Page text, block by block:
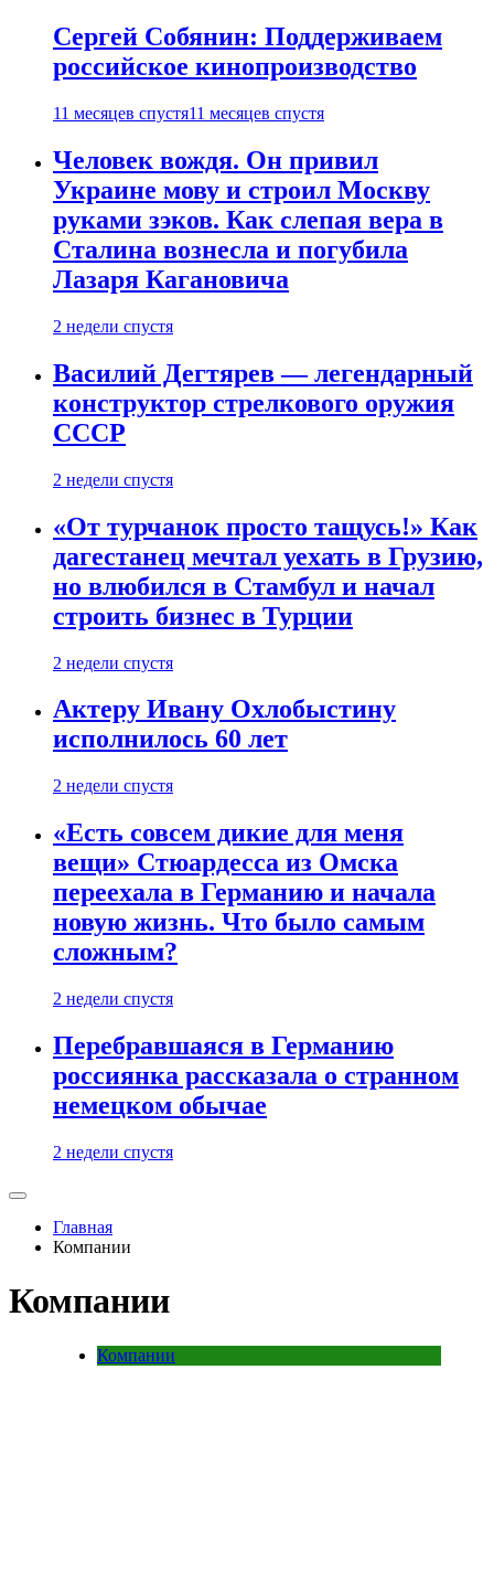
Сергей Собянин: Поддерживаем
российское кинопроизводство
11 месяцев спустя11 месяцев спустя
Человек вождя. Он привил
Украине мову и строил Москву
руками зэков. Как слепая вера в
Сталина вознесла и погубила
Лазаря Кагановича
2 недели спустя
Василий Дегтярев — легендарный
конструктор стрелкового оружия
СССР
2 недели спустя
«От турчанок просто тащусь!» Как
дагестанец мечтал уехать в Грузию,
но влюбился в Стамбул и начал
строить бизнес в Турции
2 недели спустя
Актеру Ивану Охлобыстину
исполнилось 60 лет
2 недели спустя
«Есть совсем дикие для меня
вещи» Стюардесса из Омска
переехала в Германию и начала
новую жизнь. Что было самым
сложным?
2 недели спустя
Перебравшаяся в Германию
россиянка рассказала о странном
немецком обычае
2 недели спустя
Главная
Компании
Компании
Компании